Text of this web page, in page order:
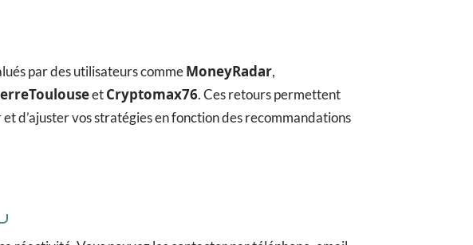
par des utilisateurs commeMoneyRadar,
etCryptomax76. Ces retours permettent
d’ajuster vos stratégies en fonction des recommandations